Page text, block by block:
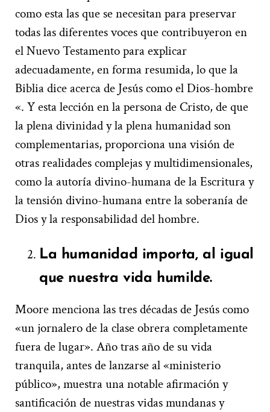
como esta las que se necesitan para preservar
todas las diferentes voces que contribuyeron en
el Nuevo Testamento para explicar
adecuadamente, en forma resumida, lo que la
Biblia dice acerca de Jesús como el Dios-hombre
«. Y esta lección en la persona de Cristo, de que
la plena divinidad y la plena humanidad son
complementarias, proporciona una visión de
otras realidades complejas y multidimensionales,
como la autoría divino-humana de la Escritura y
la tensión divino-humana entre la soberanía de
Dios y la responsabilidad del hombre.
La humanidad importa, al igual
que nuestra vida humilde.
Moore menciona las tres décadas de Jesús como
«un jornalero de la clase obrera completamente
fuera de lugar». Año tras año de su vida
tranquila, antes de lanzarse al «ministerio
público», muestra una notable afirmación y
santificación de nuestras vidas mundanas y